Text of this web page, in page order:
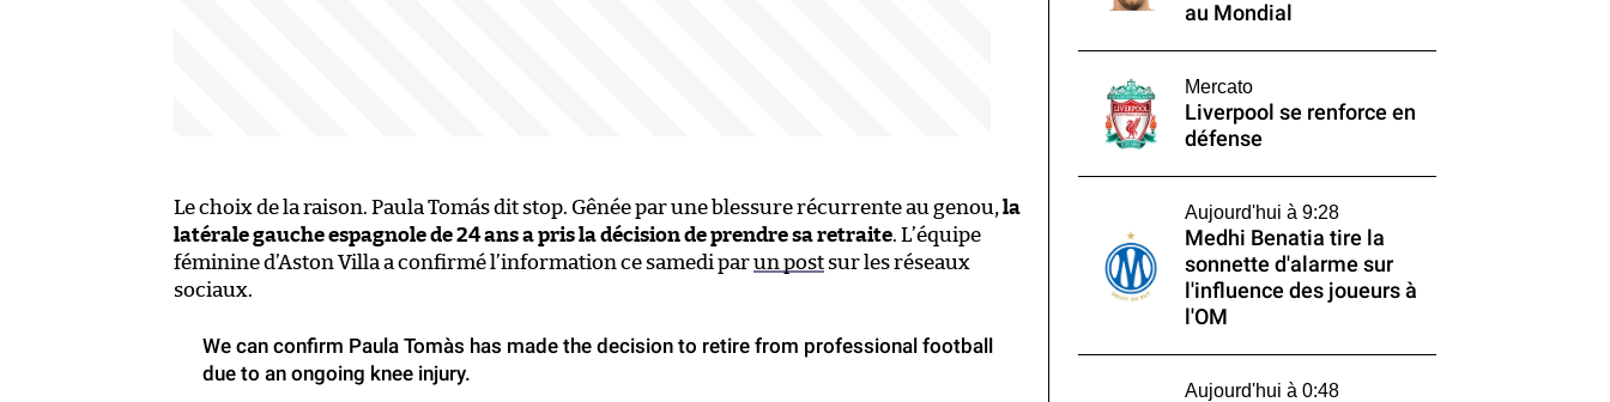
Le choix de la raison. Paula Tomás dit stop. Gênée par une blessure récurrente au genou, la
latérale gauche espagnole de 24 ans a pris la décision de prendre sa retraite. L’équipe
féminine d’Aston Villa a confirmé l’information ce samedi parun post sur les réseaux
sociaux.
We can confirm Paula Tomàs has made the decision to retire from professional football
due to an ongoing knee injury.
au Mondial
Mercato
Liverpool se renforce en
défense
Aujourd'hui à 9:28
Medhi Benatia tire la
sonnette d'alarme sur
l'influence des joueurs à
l'OM
Aujourd'hui à 0:48